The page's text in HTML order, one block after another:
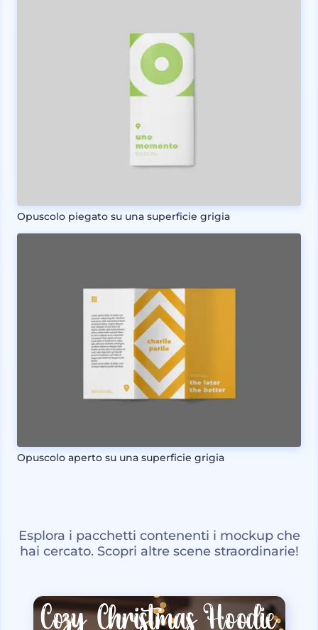
Opuscolo piegato su una superficie grigia
Opuscolo aperto su una superficie grigia
Esplora i pacchetti contenenti i mockup che
hai cercato. Scopri altre scene straordinarie!